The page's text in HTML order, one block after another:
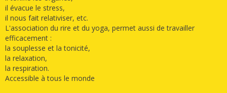
il évacue le stress,
il nous fait relativiser, etc.
L'association du rire et du yoga, permet aussi de travailler
efficacement :
la souplesse et la tonicité,
la relaxation,
la respiration.
Accessible à tous le monde